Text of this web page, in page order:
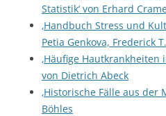
Statistik‘ von Erhard
‚Handbuch Stress und
Petia Genkova, Frederick
‚Häufige Hautkrankheiten
von Dietrich Abeck
‚Historische Fälle aus der
Böhles